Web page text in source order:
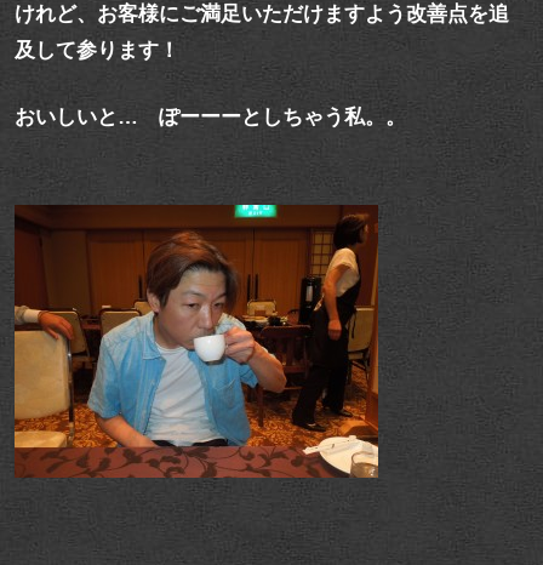
けれど、お客様にご満足いただけますよう改善点を追
及して参ります！
おいしいと… ぽーーーとしちゃう私。。